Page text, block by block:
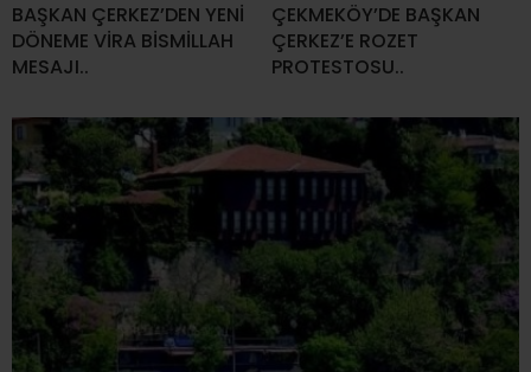
BAŞKAN ÇERKEZ’DEN YENİ
DÖNEME VİRA BİSMİLLAH
MESAJI..
ÇEKMEKÖY’DE BAŞKAN
ÇERKEZ’E ROZET
PROTESTOSU..